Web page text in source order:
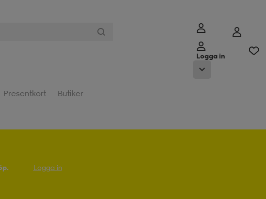
Logga in
Presentkort Butiker
Logga in